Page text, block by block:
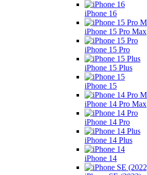
iPhone 16
iPhone 15 Pro Max
iPhone 15 Pro
iPhone 15 Plus
iPhone 15
iPhone 14 Pro Max
iPhone 14 Pro
iPhone 14 Plus
iPhone 14